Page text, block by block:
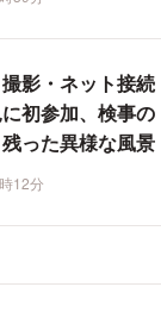
影・ネット接続
初参加、検事の
った異様な風景
12分